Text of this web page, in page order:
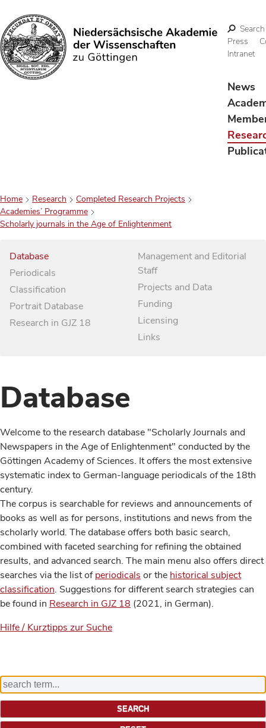
Search
Search
Press
Intranet
News
Home Research
Completed Research Projects
Academies’ Programme
Scholarly journals in the Age of Enlightenment
Database
Periodicals
Classification
Portrait Database
Research in GJZ 18
Management and Editorial
Staff
Projects and Data
Funding
Licensing
Links
Database
Welcome to the research database "Scholarly Journals and
Newspapers in the Age of Enlightenment" conducted by the
Göttingen Academy of Sciences. It offers the most extensive
systematic index to German-language periodicals of the 18th
century.
The corpus is searchable for reviews and announcements of
books as well as for persons, institutions and news from the
scholarly world. The database offers both basic search,
combined with faceted searching for refining the obtained
results, and advanced search. The main menu also offers direct
searches via the list ofperiodicals or the historical subject
classification. Suggestions for different search strategies can
be found in Research in GJZ 18 (2021, in German).
Hilfe / Kurztipps zur Suche